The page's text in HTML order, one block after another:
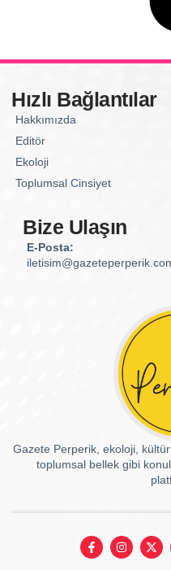
Hızlı Bağlantılar
Hakkımızda
Editör
Ekoloji
Toplumsal Cinsiyet
Bize Ulaşın
E-Posta:
Gazete Perperik, ekoloji,
toplumsal bellek gibi